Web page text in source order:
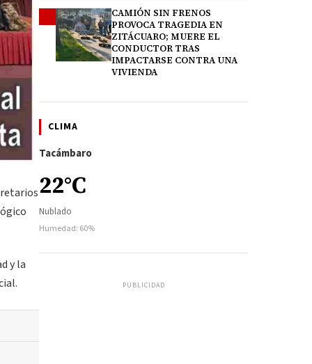
y la
CAMIÓN SIN FRENOS
PROVOCA TRAGEDIA EN
ZITÁCUARO; MUERE EL
CONDUCTOR TRAS
IMPACTARSE CONTRA UNA
VIVIENDA
CLIMA
Tacámbaro
22°C
Nublado
Humedad: 60%
PUBLICIDAD